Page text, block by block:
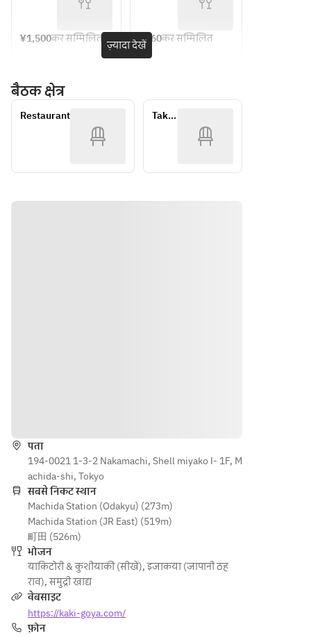
海鮮3種
エイヒ
レ
ッケ1個
おにぎ
き牡蠣
¥1,500कर सम्मिलित ¥660कर सम्मिलित
ज़्यादा देखें
बैठक क्षेत्र
Restaurant
Take-
पता
194-0021 1-3-2 Nakamachi, Shell miyako Ⅰ- 1F, M
achida-shi, Tokyo
सबसे निकट स्थान
Machida Station (Odakyu) (273m)
Machida Station (JR East) (519m)
町田 (526m)
भोजन
याकिटोरी & कुशीयाकी (सीखें),इजाकया (जापानी ठह
राव),समुद्री खाद्य
वेबसाइट
https://kaki-goya.com/
फ़ोन